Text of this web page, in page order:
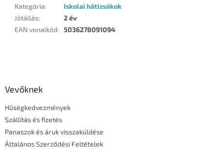
Kategória:
Iskolai hátizsákok
Jótállás:
2 év
EAN vonalkód: 5036278091094
Vevőknek
Hűségkedvezmények
Szállítás és fizetés
Panaszok és áruk visszaküldése
Általános Szerződési Feltételek